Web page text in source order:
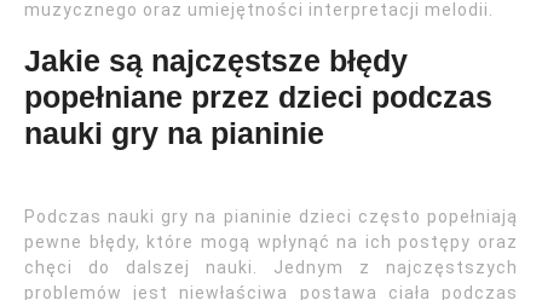
muzycznego oraz umiejętności interpretacji melodii.
Jakie są najczęstsze błędy
popełniane przez dzieci podczas
nauki gry na pianinie
Podczas nauki gry na pianinie dzieci często popełniają
pewne błędy, które mogą wpłynąć na ich postępy oraz
chęci do dalszej nauki. Jednym z najczęstszych
problemów jest niewłaściwa postawa ciała podczas